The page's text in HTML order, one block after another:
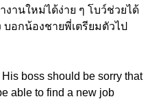
งานใหม่ได้ง่าย ๆ โบว์ช่วยได้
อกน้องชายพี่เตรียมตัวไป
boss should be sorry that
able to find a new job